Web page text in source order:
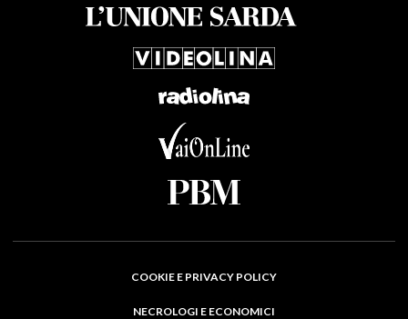
COOKIE E PRIVACY POLICY
NECROLOGI E ECONOMICI